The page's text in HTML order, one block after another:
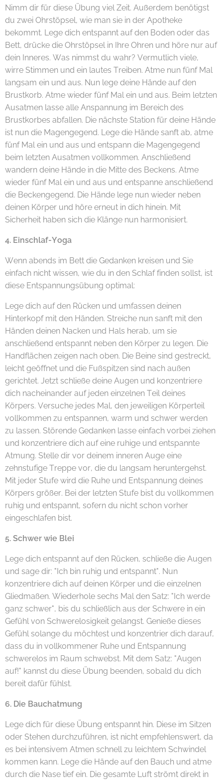
Nimm dir für diese Übung viel Zeit. Außerdem benötigst
du zwei Ohrstöpsel, wie man sie in der Apotheke
bekommt. Lege dich entspannt auf den Boden oder das
Bett, drücke die Ohrstöpsel in Ihre Ohren und höre nur auf
dein Inneres. Was nimmst du wahr? Vermutlich viele,
wirre Stimmen und ein lautes Treiben. Atme nun fünf Mal
langsam ein und aus. Nun lege deine Hände auf den
Brustkorb. Atme wieder fünf Mal ein und aus. Beim letzten
Ausatmen lasse alle Anspannung im Bereich des
Brustkorbes abfallen. Die nächste Station für deine Hände
ist nun die Magengegend. Lege die Hände sanft ab, atme
fünf Mal ein und aus und entspann die Magengegend
beim letzten Ausatmen vollkommen. Anschließend
wandern deine Hände in die Mitte des Beckens. Atme
wieder fünf Mal ein und aus und entspanne anschließend
die Beckengegend. Die Hände lege nun wieder neben
deinen Körper und höre erneut in dich hinein. Mit
Sicherheit haben sich die Klänge nun harmonisiert.
4. Einschlaf-Yoga
Wenn abends im Bett die Gedanken kreisen und Sie
einfach nicht wissen, wie du in den Schlaf finden sollst, ist
diese Entspannungsübung optimal:
Lege dich auf den Rücken und umfassen deinen
Hinterkopf mit den Händen. Streiche nun sanft mit den
Händen deinen Nacken und Hals herab, um sie
anschließend entspannt neben den Körper zu legen. Die
Handflächen zeigen nach oben. Die Beine sind gestreckt,
leicht geöffnet und die Fußspitzen sind nach außen
gerichtet. Jetzt schließe deine Augen und konzentriere
dich nacheinander auf jeden einzelnen Teil deines
Körpers. Versuche jedes Mal, den jeweiligen Körperteil
vollkommen zu entspannen, warm und schwer werden
zu lassen. Störende Gedanken lasse einfach vorbei ziehen
und konzentriere dich auf eine ruhige und entspannte
Atmung. Stelle dir vor deinem inneren Auge eine
zehnstufige Treppe vor, die du langsam heruntergehst.
Mit jeder Stufe wird die Ruhe und Entspannung deines
Körpers größer. Bei der letzten Stufe bist du vollkommen
ruhig und entspannt, sofern du nicht schon vorher
eingeschlafen bist.
5. Schwer wie Blei
Lege dich entspannt auf den Rücken, schließe die Augen
und sage dir: "Ich bin ruhig und entspannt". Nun
konzentriere dich auf deinen Körper und die einzelnen
Gliedmaßen. Wiederhole sechs Mal den Satz: "Ich werde
ganz schwer", bis du schließlich aus der Schwere in ein
Gefühl von Schwerelosigkeit gelangst. Genieße dieses
Gefühl solange du möchtest und konzentrier dich darauf,
dass du in vollkommener Ruhe und Entspannung
schwerelos im Raum schwebst. Mit dem Satz: "Augen
auf!" kannst du diese Übung beenden, sobald du dich
bereit dafür fühlst.
6. Die Bauchatmung
Lege dich für diese Übung entspannt hin. Diese im Sitzen
oder Stehen durchzuführen, ist nicht empfehlenswert, da
es bei intensivem Atmen schnell zu leichtem Schwindel
kommen kann. Lege die Hände auf den Bauch und atme
durch die Nase tief ein. Die gesamte Luft strömt direkt in